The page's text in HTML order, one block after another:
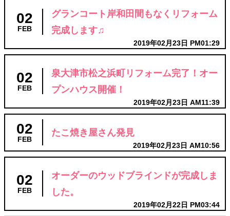
02
FEB
グランコート岸和田間もなくリフォーム
完成します♫
2019年02月23日 PM01:29
02
FEB
泉大津市松之浜町リフォーム完了！オー
プンハウス開催！
2019年02月23日 AM11:39
02
FEB
たこ焼き屋さん発見
2019年02月23日 AM10:56
02
FEB
オーダーのウッドブラインドが完成しま
した。
2019年02月22日 PM03:44